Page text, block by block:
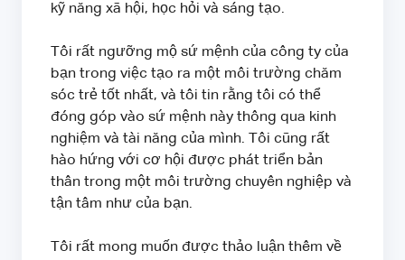
kỹ năng xã hội, học hỏi và sáng tạo.
Tôi rất ngưỡng mộ sứ mệnh của công ty của
bạn trong việc tạo ra một môi trường chăm
sóc trẻ tốt nhất, và tôi tin rằng tôi có thể
đóng góp vào sứ mệnh này thông qua kinh
nghiệm và tài năng của mình. Tôi cũng rất
hào hứng với cơ hội được phát triển bản
thân trong một môi trường chuyên nghiệp và
tận tâm như của bạn.
Tôi rất mong muốn được thảo luận thêm về